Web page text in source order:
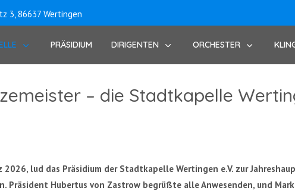
3, 86637 Wertingen
PRÄSIDIUM DIRIGENTEN ORCHESTER
– die Stadtkapelle
2026, lud das Präsidium der Stadtkapelle Wertingen e.V. zur
Präsident Hubertus von Zastrow begrüßte alle Anwesenden, und